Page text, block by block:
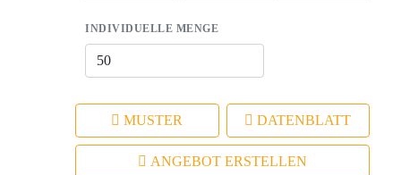
INDIVIDUELLE MENGE
MUSTER DATENBLATT
ANGEBOT ERSTELLEN